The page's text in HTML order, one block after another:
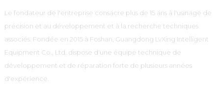
Le fondateur de l'entreprise consacre plus de 15 ans à l'usinage de
précision et au développement et à la recherche techniques
associés. Fondée en 2015 à Foshan, Guangdong LvXing Intelligent
Equipment Co., Ltd. dispose d'une équipe technique de
développement et de réparation forte de plusieurs années
d'expérience.